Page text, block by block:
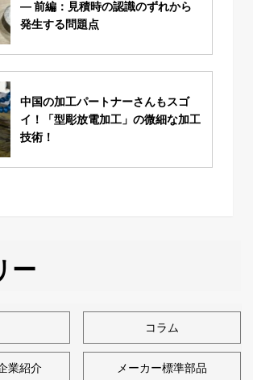
― 前編：見積時の認識のずれから
発生する問題点
中国の加工パートナーさんもスゴ
イ！「型彫放電加工」の微細な加工
技術！
ー
コラム
業紹介 メーカー標準部品